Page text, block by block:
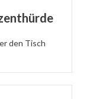
den Tisch